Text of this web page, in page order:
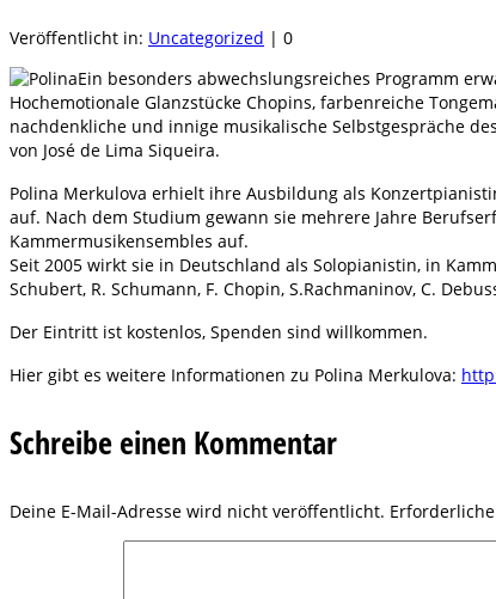
Veröffentlicht in: Uncategorized | 0
Ein besonders abwechslungsreiches Programm
Hochemotionale Glanzstücke Chopins, farbenreiche
nachdenkliche und innige musikalische Selbstgespräche
von José de Lima Siqueira.
Polina Merkulova erhielt ihre Ausbildung als
auf. Nach dem Studium gewann sie mehrere Jahre
Kammermusikensembles auf.
Seit 2005 wirkt sie in Deutschland als Solopianistin, in
Schubert, R. Schumann, F. Chopin, S.Rachmaninov, C.
Der Eintritt ist kostenlos, Spenden sind willkommen.
Hier gibt es weitere Informationen zu Polina Merkulova:
Schreibe einen Kommentar
Deine E-Mail-Adresse wird nicht veröffentlicht.